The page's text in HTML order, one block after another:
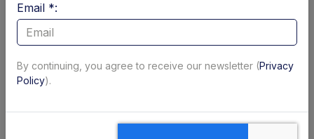
Email *:
By continuing, you agree to receive our newsletter (Privacy
Policy).